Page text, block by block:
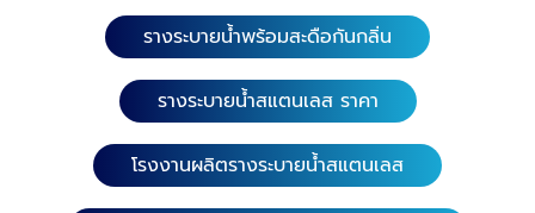
รางระบายน้ำพร้อมสะดือกันกลิ่น
รางระบายน้ำสแตนเลส ราคา
โรงงานผลิตรางระบายน้ำสแตนเลส